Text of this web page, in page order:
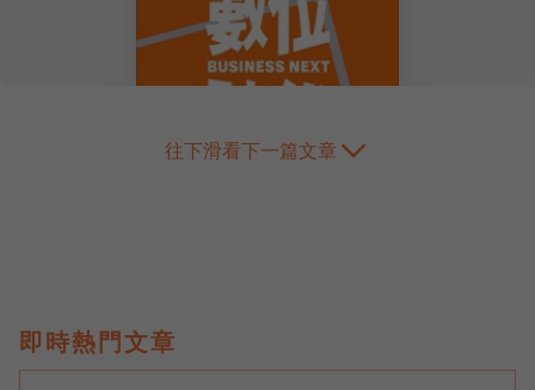
往下滑看下一篇文章
即時熱門文章